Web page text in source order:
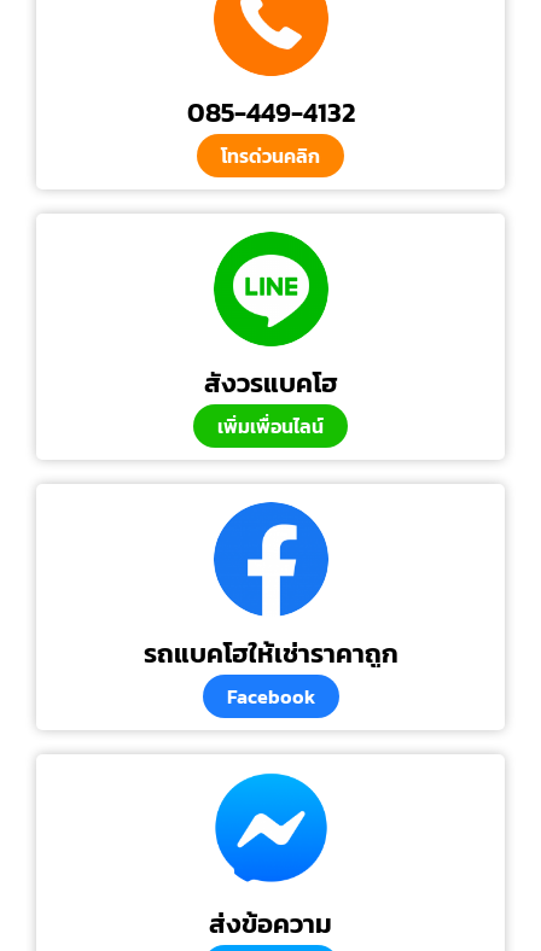
085-449-4132
โทรด่วนคลิก
สังวรแบคโฮ
เพิ่มเพื่อนไลน์
รถแบคโฮให้เช่าราคาถูก
Facebook
ส่งข้อความ